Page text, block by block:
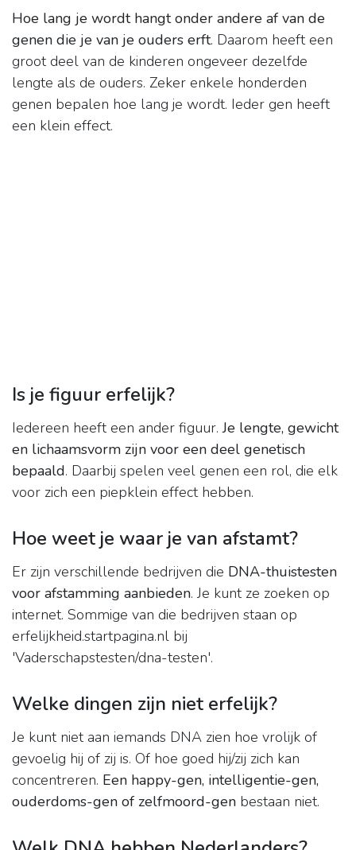
Hoe lang je wordt hangt onder andere af van de
genen die je van je ouders erft. Daarom heeft een
groot deel van de kinderen ongeveer dezelfde
lengte als de ouders. Zeker enkele honderden
genen bepalen hoe lang je wordt. Ieder gen heeft
een klein effect.
Is je figuur erfelijk?
Iedereen heeft een ander figuur.Je lengte, gewicht
en lichaamsvorm zijn voor een deel genetisch
bepaald. Daarbij spelen veel genen een rol, die elk
voor zich een piepklein effect hebben.
Hoe weet je waar je van afstamt?
Er zijn verschillende bedrijven die DNA-thuistesten
voor afstamming aanbieden. Je kunt ze zoeken op
internet. Sommige van die bedrijven staan op
erfelijkheid.startpagina.nl bij
'Vaderschapstesten/dna-testen'.
Welke dingen zijn niet erfelijk?
Je kunt niet aan iemands DNA zien hoe vrolijk of
gevoelig hij of zij is. Of hoe goed hij/zij zich kan
concentreren. Een happy-gen, intelligentie-gen,
ouderdoms-gen of zelfmoord-gen bestaan niet.